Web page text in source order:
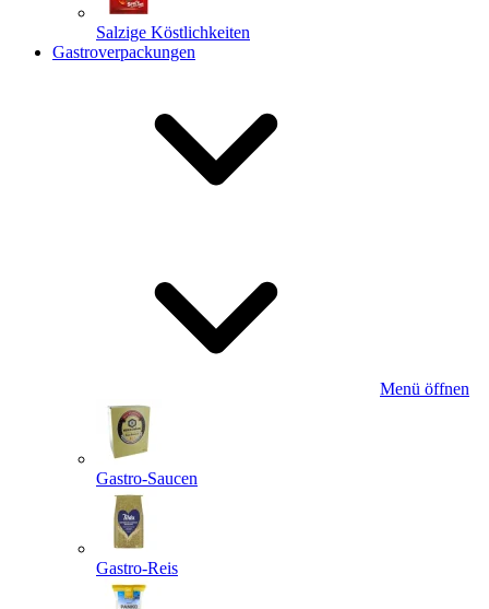
Salzige Köstlichkeiten
Gastroverpackungen
Menü öffnen
Gastro-Saucen
Gastro-Reis